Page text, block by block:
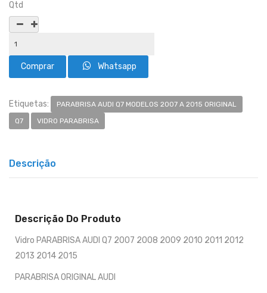
Qtd
Whatsapp
Etiquetas:
PARABRISA AUDI Q7 MODELOS 2007 A 2015 ORIGINAL
Q7
VIDRO PARABRISA
Descrição
Descrição Do Produto
Vidro PARABRISA AUDI Q7 2007 2008 2009 2010 2011 2012
2013 2014 2015
PARABRISA ORIGINAL AUDI